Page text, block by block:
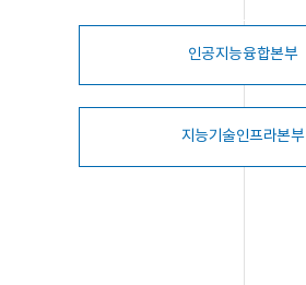
인공지능융합본부
지능기술인프라본부